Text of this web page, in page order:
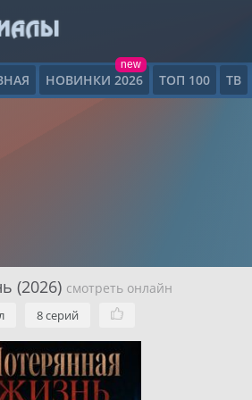
НОВИНКИ 2026
new
ТОП 100 ТВ
(2026) смотреть онлайн
8 серий